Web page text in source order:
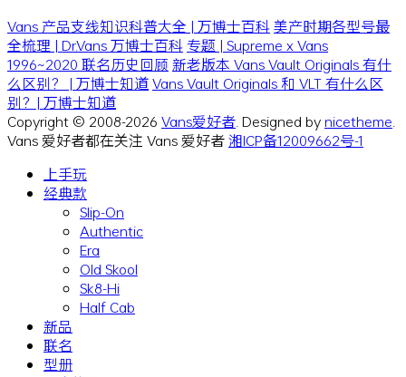
Vans 产品支线知识科普大全 | 万博士百科美产时期各型号最
全梳理 | Dr.Vans 万博士百科 专题 | Supreme x Vans
1996~2020 联名历史回顾 新老版本 Vans Vault Originals 有什
么区别？ | 万博士知道Vans Vault Originals 和 VLT 有什么区
别？| 万博士知道
Copyright © 2008-2026 Vans爱好者. Designed bynicetheme.
Vans 爱好者都在关注 Vans 爱好者湘ICP备12009662号-1
上手玩
经典款
Slip-On
Authentic
Era
Old Skool
Sk8-Hi
Half Cab
新品
联名
型册